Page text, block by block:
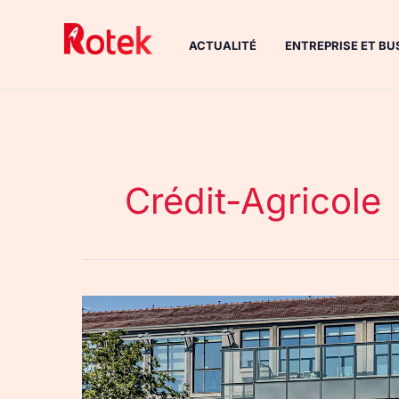
ACTUALITÉ ENTREPRISE ET
Crédit-Agricole
Crédit
Agricole
déclaration
impôts